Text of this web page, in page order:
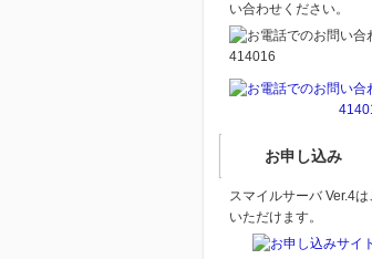
い合わせください。
お申し込み
スマイルサーバ Ver.4
いただけます。